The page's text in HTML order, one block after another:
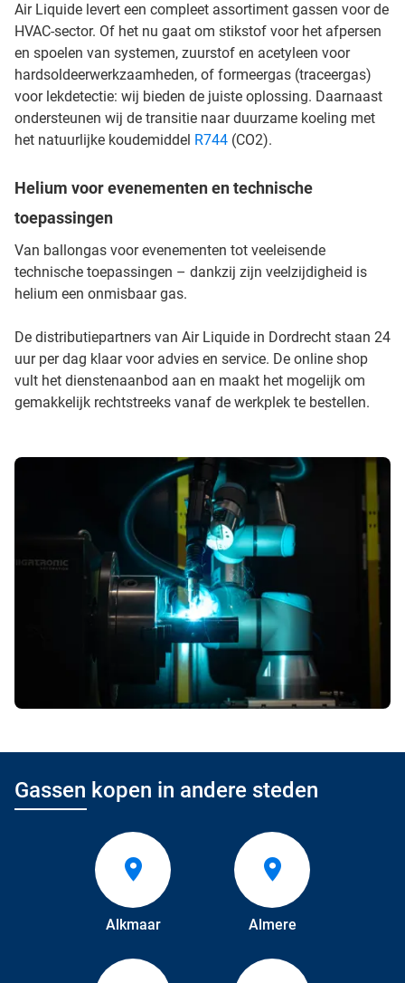
Air Liquide levert een compleet assortiment gassen voor de
HVAC-sector. Of het nu gaat om stikstof voor het afpersen
en spoelen van systemen, zuurstof en acetyleen voor
hardsoldeerwerkzaamheden, of formeergas (traceergas)
voor lekdetectie: wij bieden de juiste oplossing. Daarnaast
ondersteunen wij de transitie naar duurzame koeling met
het natuurlijke koudemiddel R744 (CO2).
Helium voor evenementen en technische
toepassingen
Van ballongas voor evenementen tot veeleisende
technische toepassingen – dankzij zijn veelzijdigheid is
helium een onmisbaar gas.
De distributiepartners van Air Liquide in Dordrecht staan 24
uur per dag klaar voor advies en service. De online shop
vult het dienstenaanbod aan en maakt het mogelijk om
gemakkelijk rechtstreeks vanaf de werkplek te bestellen.
Gassen kopen in andere steden
Alkmaar Almere